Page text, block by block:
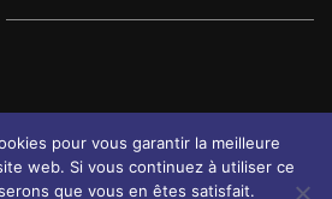
pour vous garantir la meilleure
web. Si vous continuez à utiliser ce
que vous en êtes satisfait.